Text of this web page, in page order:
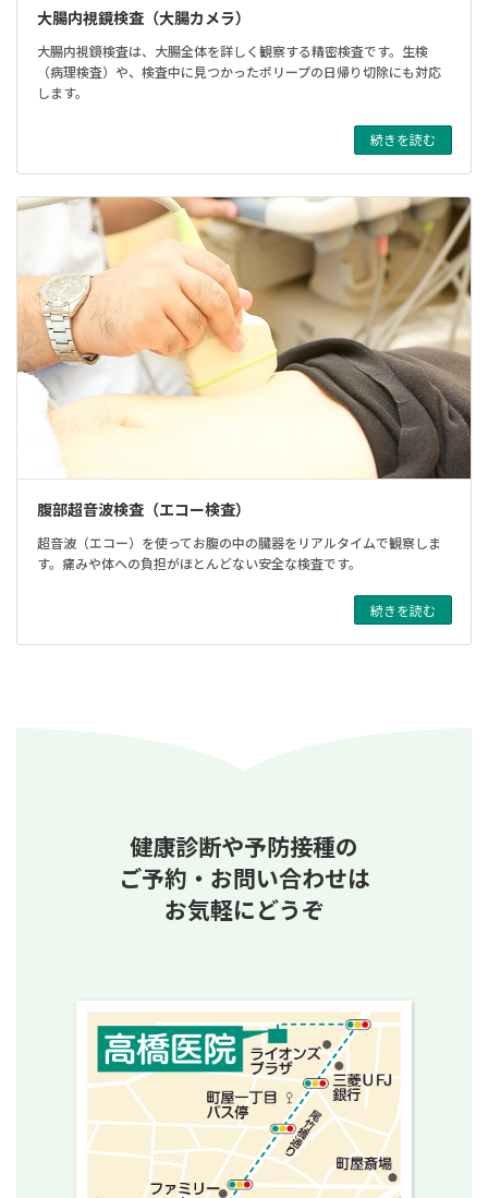
大腸内視鏡検査（大腸カメラ）
大腸内視鏡検査は、大腸全体を詳しく観察する精密検査です。生検
（病理検査）や、検査中に見つかったポリープの日帰り切除にも対応
します。
続きを読む
腹部超音波検査（エコー検査）
超音波（エコー）を使ってお腹の中の臓器をリアルタイムで観察しま
す。痛みや体への負担がほとんどない安全な検査です。
続きを読む
健康診断や予防接種の
ご予約・お問い合わせは
お気軽にどうぞ